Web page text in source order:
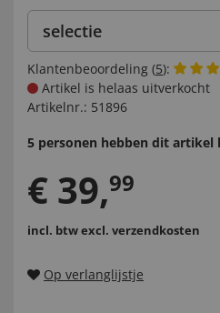
selectie
Klantenbeoordeling (5):
Artikel is helaas uitverkocht
Artikelnr.: 51896
5 personen hebben dit artikel
€ 39,99
incl. btwexcl. verzendkosten
Op verlanglijstje